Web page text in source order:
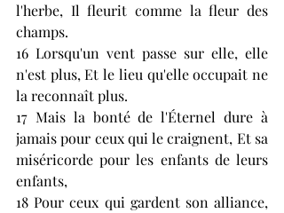
l'herbe, Il fleurit comme la fleur des
champs.
16 Lorsqu'un vent passe sur elle, elle
n'est plus, Et le lieu qu'elle occupait ne
la reconnaît plus.
17 Mais la bonté de l'Éternel dure à
jamais pour ceux qui le craignent, Et sa
miséricorde pour les enfants de leurs
enfants,
18 Pour ceux qui gardent son alliance,